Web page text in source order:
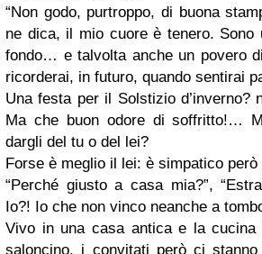
“Non godo, purtroppo, di buona
ne dica, il mio cuore è tenero. Sono
fondo… e talvolta anche un povero
ricorderai, in futuro, quando sentirai
Una festa per il Solstizio d’inverno?
Ma che buon odore di soffritto!…
dargli del tu o del lei?
Forse è meglio il lei: è simpatico
“Perché giusto a casa mia?”,
Io?! Io che non vinco neanche a
Vivo in una casa antica e la cucina
saloncino, i convitati però ci